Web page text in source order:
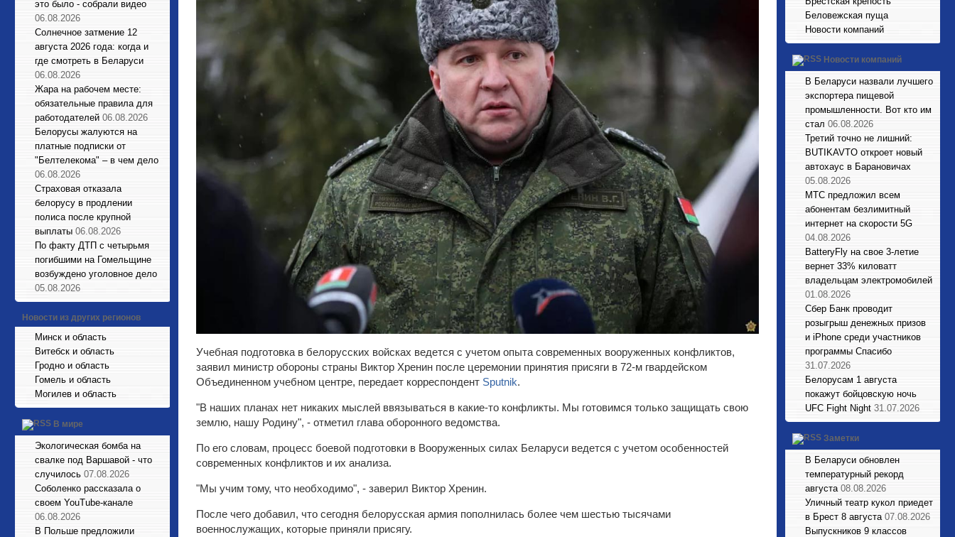
это было - собрали видео
06.08.2026
Солнечное затмение 12
августа 2026 года: когда и
где смотреть в Беларуси
06.08.2026
Жара на рабочем месте:
обязательные правила для
работодателей 06.08.2026
Белорусы жалуются на
платные подписки от
"Белтелекома" – в чем дело
06.08.2026
Страховая отказала
белорусу в продлении
полиса после крупной
выплаты 06.08.2026
По факту ДТП с четырьмя
погибшими на Гомельщине
возбуждено уголовное дело
05.08.2026
Новости из других регионов
Минск и область
Витебск и область
Гродно и область
Гомель и область
Могилев и область
В мире
Экологическая бомба на
свалке под Варшавой - что
случилось 07.08.2026
Соболенко рассказала о
своем YouTube-канале
06.08.2026
В Польше предложили
Учебная подготовка в белорусских войсках ведется с учетом опыта современных вооруженных конфликтов,
заявил министр обороны страны Виктор Хренин после церемонии принятия присяги в 72-м гвардейском
Объединенном учебном центре, передает корреспондент Sputnik.
"В наших планах нет никаких мыслей ввязываться в какие-то конфликты. Мы готовимся только защищать свою
землю, нашу Родину", - отметил глава оборонного ведомства.
По его словам, процесс боевой подготовки в Вооруженных силах Беларуси ведется с учетом особенностей
современных конфликтов и их анализа.
"Мы учим тому, что необходимо", - заверил Виктор Хренин.
После чего добавил, что сегодня белорусская армия пополнилась более чем шестью тысячами
военнослужащих, которые приняли присягу.
Беловежская пуща
Новости компаний
Новости компаний
В Беларуси назвали лучшего
экспортера пищевой
промышленности. Вот кто им
стал 06.08.2026
Третий точно не лишний:
BUTIKAVTO откроет новый
автохаус в Барановичах
05.08.2026
МТС предложил всем
абонентам безлимитный
интернет на скорости 5G
04.08.2026
BatteryFly на свое 3-летие
вернет 33% киловатт
владельцам электромобилей
01.08.2026
Сбер Банк проводит
розыгрыш денежных призов
и iPhone среди участников
программы Спасибо
31.07.2026
Белорусам 1 августа
покажут бойцовскую ночь
UFC Fight Night 31.07.2026
Заметки
В Беларуси обновлен
температурный рекорд
августа 08.08.2026
Уличный театр кукол приедет
в Брест 8 августа 07.08.2026
Выпускников 9 классов